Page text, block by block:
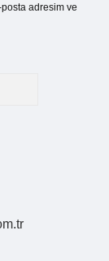
posta adresim ve